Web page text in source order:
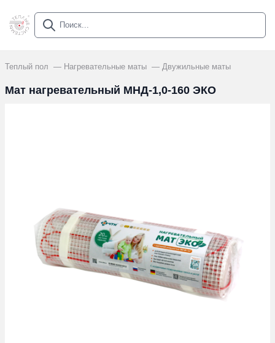
Теплый пол Нагревательные маты Двужильные маты
Мат нагревательный МНД-1,0-160 ЭКО